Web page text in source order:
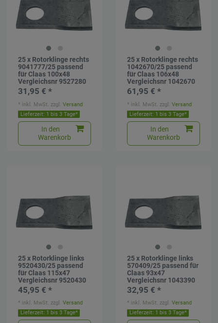
25 x Rotorklinge rechts
9041777/25 passend
für Claas 100x48
Vergleichsnr 9527280
31,95 € *
Lieferzeit: 1 bis 3 Tage*
In den
Warenkorb
* inkl. MwSt. zzgl.Versand
25 x Rotorklinge rechts
1042670/25 passend
für Claas 106x48
Vergleichsnr 1042670
61,95 € *
Lieferzeit: 1 bis 3 Tage*
In den
Warenkorb
* inkl. MwSt. zzgl.Versand
25 x Rotorklinge links
9520430/25 passend
für Claas 115x47
Vergleichsnr 9520430
45,95 € *
Lieferzeit: 1 bis 3 Tage*
* inkl. MwSt. zzgl.Versand
25 x Rotorklinge links
570409/25 passend für
Claas 93x47
Vergleichsnr 1043390
32,95 € *
Lieferzeit: 1 bis 3 Tage*
* inkl. MwSt. zzgl.Versand